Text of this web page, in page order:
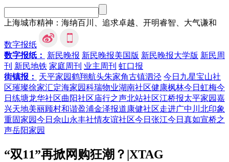
上海城市精神：海纳百川、追求卓越、开明睿智、大气谦和
数字报纸
数字报纸：
新民晚报 新民晚报美国版 新民晚报大学版 新民周
刊 新民地铁 家庭周刊 业主周刊 虹口报
街镇报：
天平家园鹤翔航头朱家角古镇泗泾 今日九星宝山社
区璀璨徐家汇定海家园科瑞物业湖南社区健康枫林今日虹梅今
日练塘龙华社区曲阳社区庙行之声北站社区江桥报太平家园嘉
兴天地美丽顾村和谐盈浦金泽报道康健社区走进广中 川北印象
重固家园今日佘山永丰社情友谊社区今日张江今日真如宣桥之
声岳阳家园
“双11”再掀网购狂潮？ |XTAG